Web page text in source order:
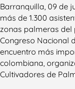
Barranquilla, 09 de
más de 1.300
zonas palmeras del
Congreso Nacional
encuentro más
colombiana,
Cultivadores de